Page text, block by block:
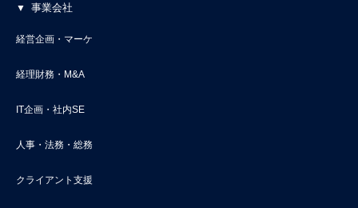
事業会社
経営企画・マーケ
経理財務・M&A
IT企画・社内SE
人事・法務・総務
クライアント支援